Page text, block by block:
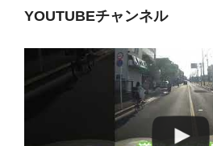
YOUTUBEチャンネル